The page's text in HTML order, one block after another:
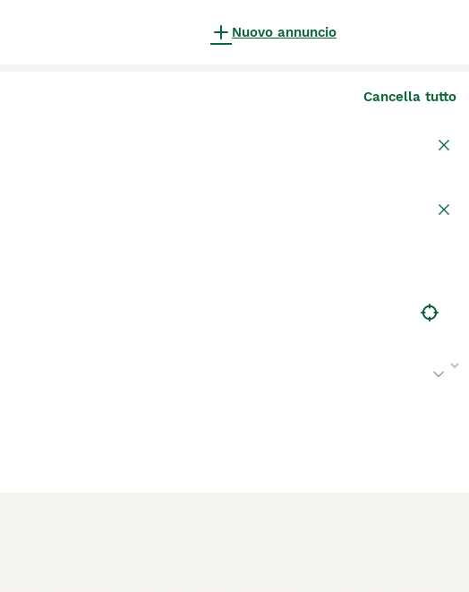
Nuovo annuncio
Cancella tutto